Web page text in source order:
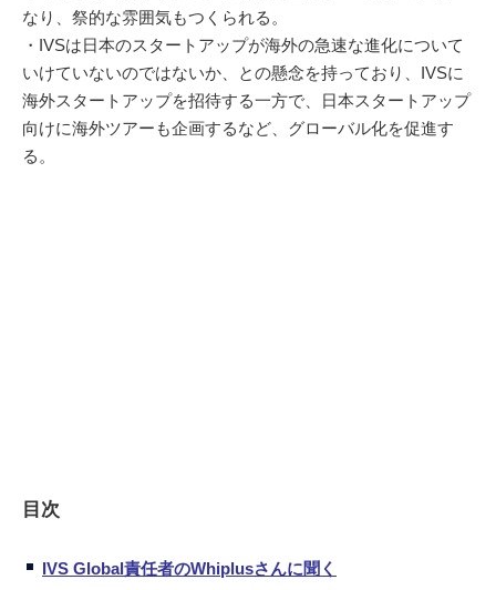
なり、祭的な雰囲気もつくられる。
・IVSは日本のスタートアップが海外の急速な進化について
いけていないのではないか、との懸念を持っており、IVSに
海外スタートアップを招待する一方で、日本スタートアップ
向けに海外ツアーも企画するなど、グローバル化を促進す
る。
目次
IVS Global責任者のWhiplusさんに聞く